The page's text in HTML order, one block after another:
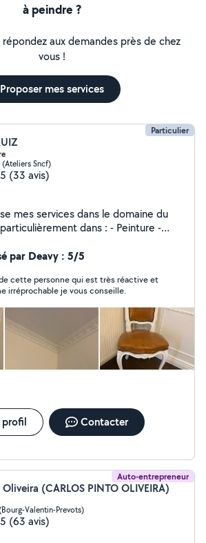
à peindre ?
aux demandes près de chez
vous !
Proposer mes services
Particulier
(Ateliers Sncf)
(33 avis)
mes services dans le domaine du
dans : - Peinture -
- Pose de Parquet Massif et
noterez que je m'engage dans ce
non l'inverse.
par Deavy : 5/5
cette personne qui est très réactive et
irréprochable je vous conseille.
profil Contacter
Auto-entrepreneur
(CARLOS PINTO OLIVEIRA)
Valentin-Prevots)
(63 avis)